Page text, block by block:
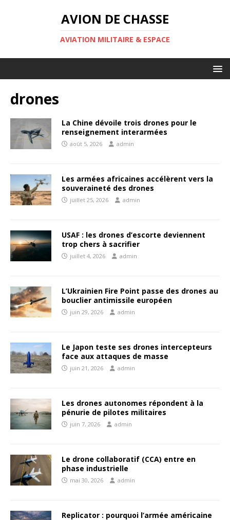
AVION DE CHASSE
AVIATION MILITAIRE & ESPACE
drones
La Chine dévoile trois drones pour le
renseignement interarmées
août 5, 2026 admin
Les armées africaines accélèrent vers la
souveraineté des drones
juillet 25, 2026 admin
USAF : les drones d’escorte deviennent
trop chers à sacrifier
juillet 4, 2026 admin
L’Ukrainien Fire Point passe des drones au
bouclier antimissile européen
juin 29, 2026 admin
Le Japon teste ses drones intercepteurs
face aux attaques de masse
juin 21, 2026 admin
Les drones autonomes répondent à la
pénurie de pilotes militaires
juin 7, 2026 admin
Le drone collaboratif (CCA) entre en
phase industrielle
mai 30, 2026 admin
Replicator : pourquoi l’armée américaine